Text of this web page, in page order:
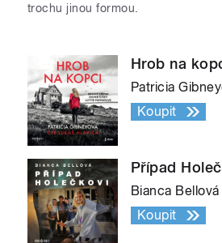
trochu jinou formou.
Hrob na
Patricia
Koupit
Případ
Bianca Bellová
Koupit